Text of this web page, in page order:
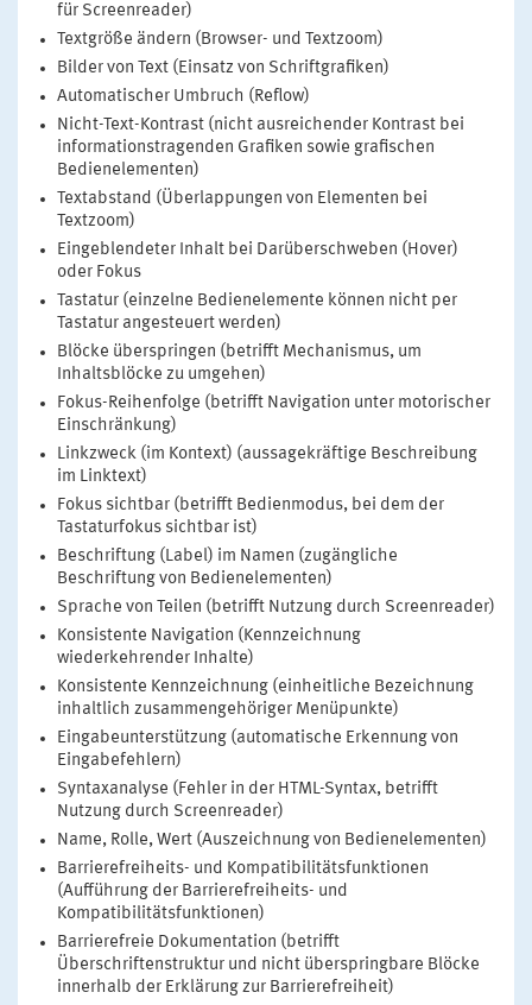
für Screenreader)
Textgröße ändern (Browser- und Textzoom)
Bilder von Text (Einsatz von Schriftgrafiken)
Automatischer Umbruch (Reflow)
Nicht-Text-Kontrast (nicht ausreichender Kontrast bei
informationstragenden Grafiken sowie grafischen
Bedienelementen)
Textabstand (Überlappungen von Elementen bei
Textzoom)
Eingeblendeter Inhalt bei Darüberschweben (Hover)
oder Fokus
Tastatur (einzelne Bedienelemente können nicht per
Tastatur angesteuert werden)
Blöcke überspringen (betrifft Mechanismus, um
Inhaltsblöcke zu umgehen)
Fokus-Reihenfolge (betrifft Navigation unter motorischer
Einschränkung)
Linkzweck (im Kontext) (aussagekräftige Beschreibung
im Linktext)
Fokus sichtbar (betrifft Bedienmodus, bei dem der
Tastaturfokus sichtbar ist)
Beschriftung (Label) im Namen (zugängliche
Beschriftung von Bedienelementen)
Sprache von Teilen (betrifft Nutzung durch Screenreader)
Konsistente Navigation (Kennzeichnung
wiederkehrender Inhalte)
Konsistente Kennzeichnung (einheitliche Bezeichnung
inhaltlich zusammengehöriger Menüpunkte)
Eingabeunterstützung (automatische Erkennung von
Eingabefehlern)
Syntaxanalyse (Fehler in der HTML-Syntax, betrifft
Nutzung durch Screenreader)
Name, Rolle, Wert (Auszeichnung von Bedienelementen)
Barrierefreiheits- und Kompatibilitätsfunktionen
(Aufführung der Barrierefreiheits- und
Kompatibilitätsfunktionen)
Barrierefreie Dokumentation (betrifft
Überschriftenstruktur und nicht überspringbare Blöcke
innerhalb der Erklärung zur Barrierefreiheit)